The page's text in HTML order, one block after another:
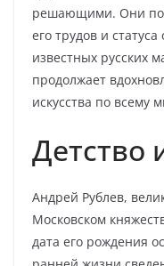
решающими. Они
его трудов и
известных русских
продолжает
искусства по всему
Детство
Андрей Рублев,
Московском
дата его рождения